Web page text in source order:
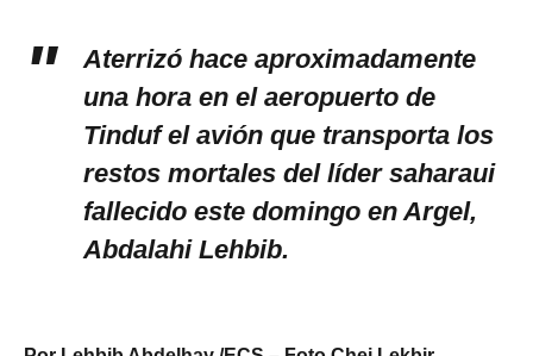
Aterrizó hace aproximadamente
una hora en el aeropuerto de
Tinduf el avión que transporta los
restos mortales del líder saharaui
fallecido este domingo en Argel,
Abdalahi Lehbib.